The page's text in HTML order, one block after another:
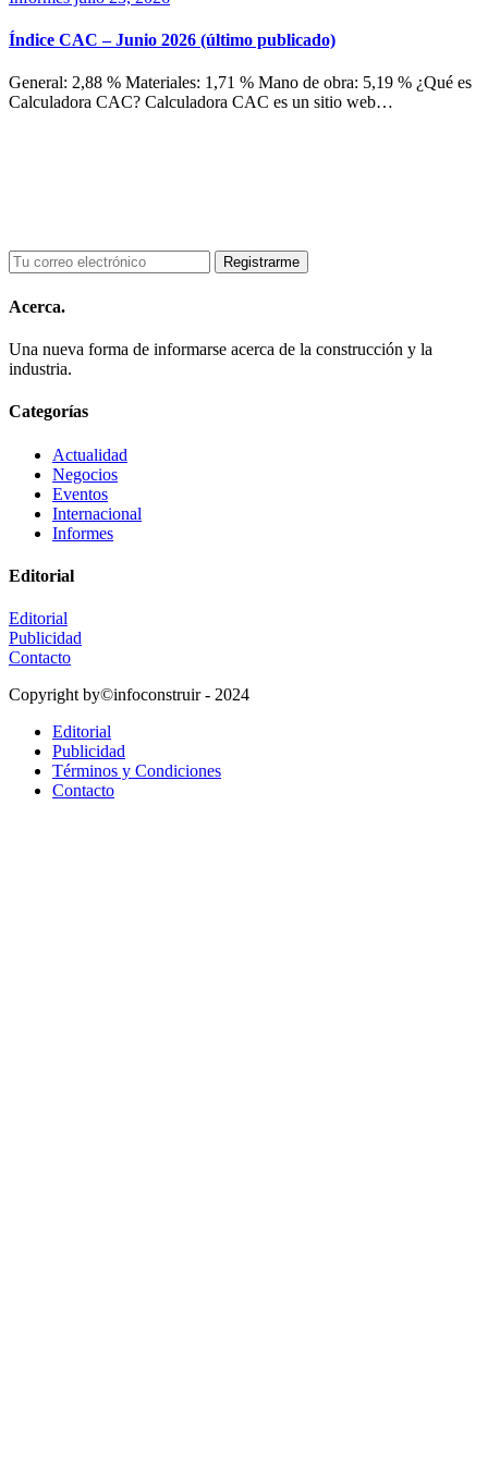
Índice CAC – Junio 2026 (último publicado)
General: 2,88 % Materiales: 1,71 % Mano de obra: 5,19 % ¿Qué es
Calculadora CAC? Calculadora CAC es un sitio web…
Acerca.
Una nueva forma de informarse acerca de la construcción y la
industria.
Categorías
Actualidad
Negocios
Eventos
Internacional
Informes
Editorial
Editorial
Publicidad
Contacto
Copyright by©infoconstruir - 2024
Editorial
Publicidad
Términos y Condiciones
Contacto